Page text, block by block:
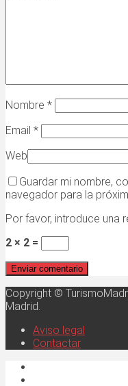
Nombre *
Email *
Web
Guardar mi nombre,
navegador para la
Por favor, introduce una
2 × 2 =
Copyright ©
Madrid.
Aviso legal
Contactar